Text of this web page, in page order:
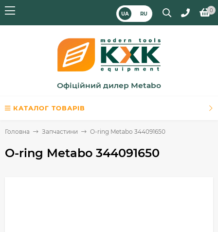
UA RU
0
Офіційний дилер Metabo
КАТАЛОГ ТОВАРІВ
Головна Запчастини O-ring Metabo 344091650
O-ring Metabo 344091650